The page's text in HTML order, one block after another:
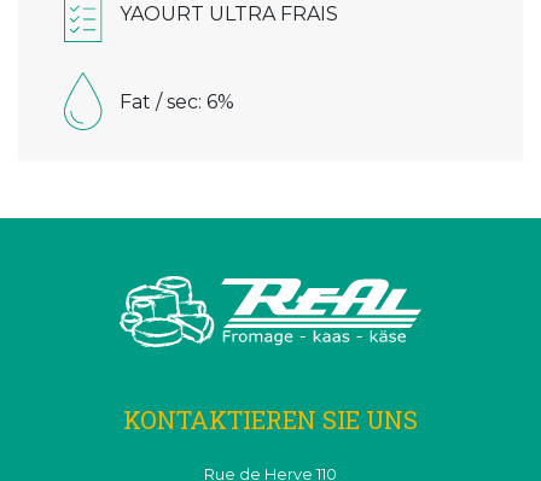
YAOURT ULTRA FRAIS
Fat / sec: 6%
KONTAKTIEREN SIE UNS
Rue de Herve 110